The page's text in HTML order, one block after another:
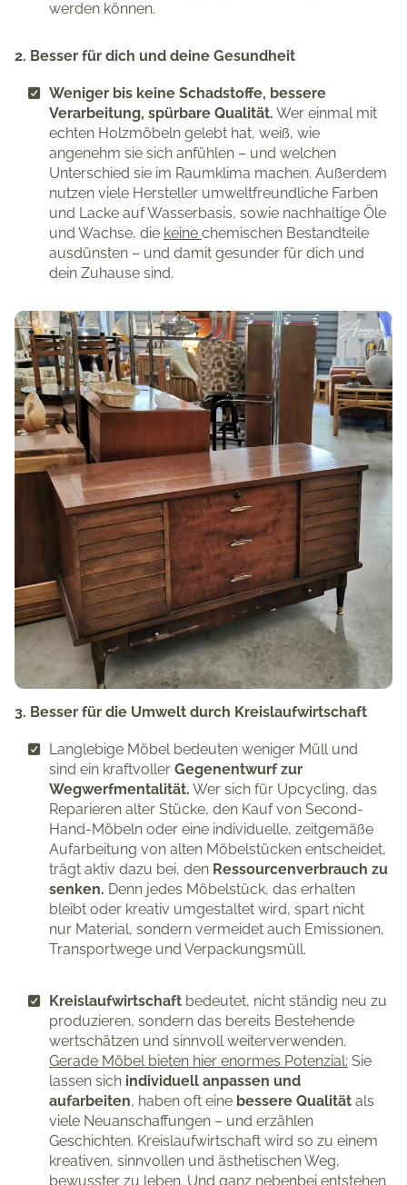
werden können.
2. Besser für dich und deine Gesundheit
Weniger bis keine Schadstoffe, bessere
Verarbeitung, spürbare Qualität. Wer einmal mit
echten Holzmöbeln gelebt hat, weiß, wie
angenehm sie sich anfühlen – und welchen
Unterschied sie im Raumklima machen. Außerdem
nutzen viele Hersteller umweltfreundliche Farben
und Lacke auf Wasserbasis, sowie nachhaltige Öle
und Wachse, die keine chemischen Bestandteile
ausdünsten – und damit gesunder für dich und
dein Zuhause sind.
3. Besser für die Umwelt durch Kreislaufwirtschaft
Langlebige Möbel bedeuten weniger Müll und
sind ein kraftvoller Gegenentwurf zur
Wegwerfmentalität. Wer sich für Upcycling, das
Reparieren alter Stücke, den Kauf von Second-
Hand-Möbeln oder eine individuelle, zeitgemäße
Aufarbeitung von alten Möbelstücken entscheidet,
trägt aktiv dazu bei, den Ressourcenverbrauch zu
senken. Denn jedes Möbelstück, das erhalten
bleibt oder kreativ umgestaltet wird, spart nicht
nur Material, sondern vermeidet auch Emissionen,
Transportwege und Verpackungsmüll.
Kreislaufwirtschaft bedeutet, nicht ständig neu zu
produzieren, sondern das bereits Bestehende
wertschätzen und sinnvoll weiterverwenden.
Gerade Möbel bieten hier enormes Potenzial: Sie
lassen sich individuell anpassen und
aufarbeiten, haben oft eine bessere Qualität als
viele Neuanschaffungen – und erzählen
Geschichten. Kreislaufwirtschaft wird so zu einem
kreativen, sinnvollen und ästhetischen Weg,
bewusster zu leben. Und ganz nebenbei entstehen